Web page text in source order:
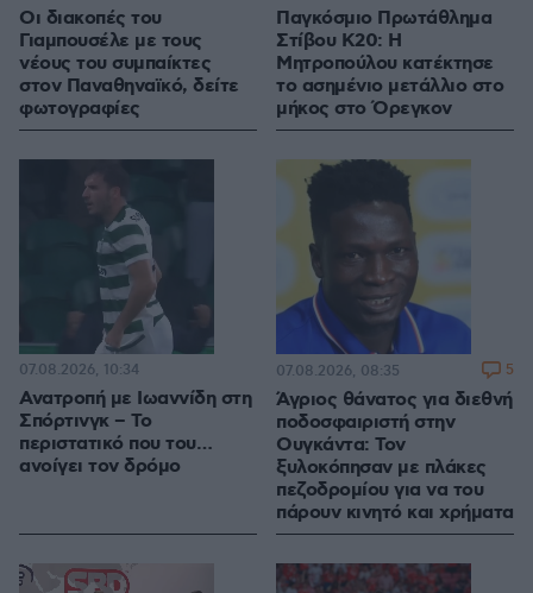
Οι διακοπές του
Γιαμπουσέλε με τους
νέους του συμπαίκτες
στον Παναθηναϊκό, δείτε
φωτογραφίες
Παγκόσμιο Πρωτάθλημα
Στίβου Κ20: Η
Μητροπούλου κατέκτησε
το ασημένιο μετάλλιο στο
μήκος στο Όρεγκον
Ανατροπή με Ιωαννίδη στη
Σπόρτινγκ – Το
περιστατικό που του…
ανοίγει τον δρόμο
07.08.2026, 10:34
Άγριος θάνατος για διεθνή
ποδοσφαιριστή στην
Ουγκάντα: Τον
ξυλοκόπησαν με πλάκες
πεζοδρομίου για να του
πάρουν κινητό και χρήματα
07.08.2026, 08:35 5